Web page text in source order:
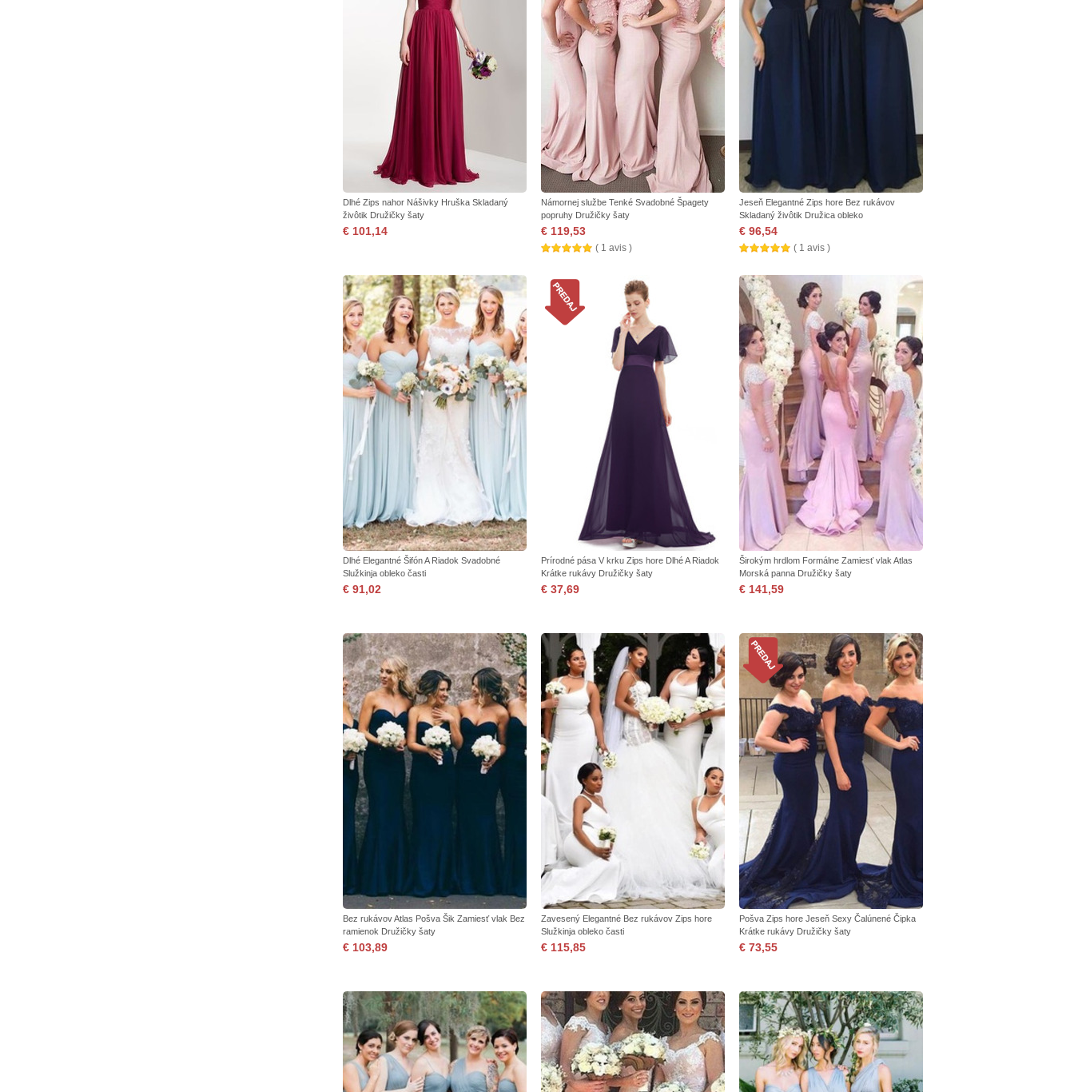
Dlhé Zips nahor Nášivky Hruška Skladaný
živôtik Družičky šaty
€ 101,14
Námornej službe Tenké Svadobné Špagety
popruhy Družičky šaty
€ 119,53
( 1 avis )
Jeseň Elegantné Zips hore Bez rukávov
Skladaný živôtik Družica obleko
€ 96,54
( 1 avis )
Dlhé Elegantné Šifón A Riadok Svadobné
Služkinja obleko časti
€ 91,02
Prírodné pása V krku Zips hore Dlhé A Riadok
Krátke rukávy Družičky šaty
€ 37,69
Širokým hrdlom Formálne Zamiesť vlak Atlas
Morská panna Družičky šaty
€ 141,59
Bez rukávov Atlas Pošva Šik Zamiesť vlak Bez
ramienok Družičky šaty
€ 103,89
Zavesený Elegantné Bez rukávov Zips hore
Služkinja obleko časti
€ 115,85
Pošva Zips hore Jeseň Sexy Čalúnené Čipka
Krátke rukávy Družičky šaty
€ 73,55